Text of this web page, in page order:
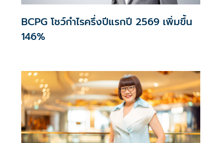
BCPG โชว์กำไรครึ่งปีแรกปี 2569 เพิ่มขึ้น
146%